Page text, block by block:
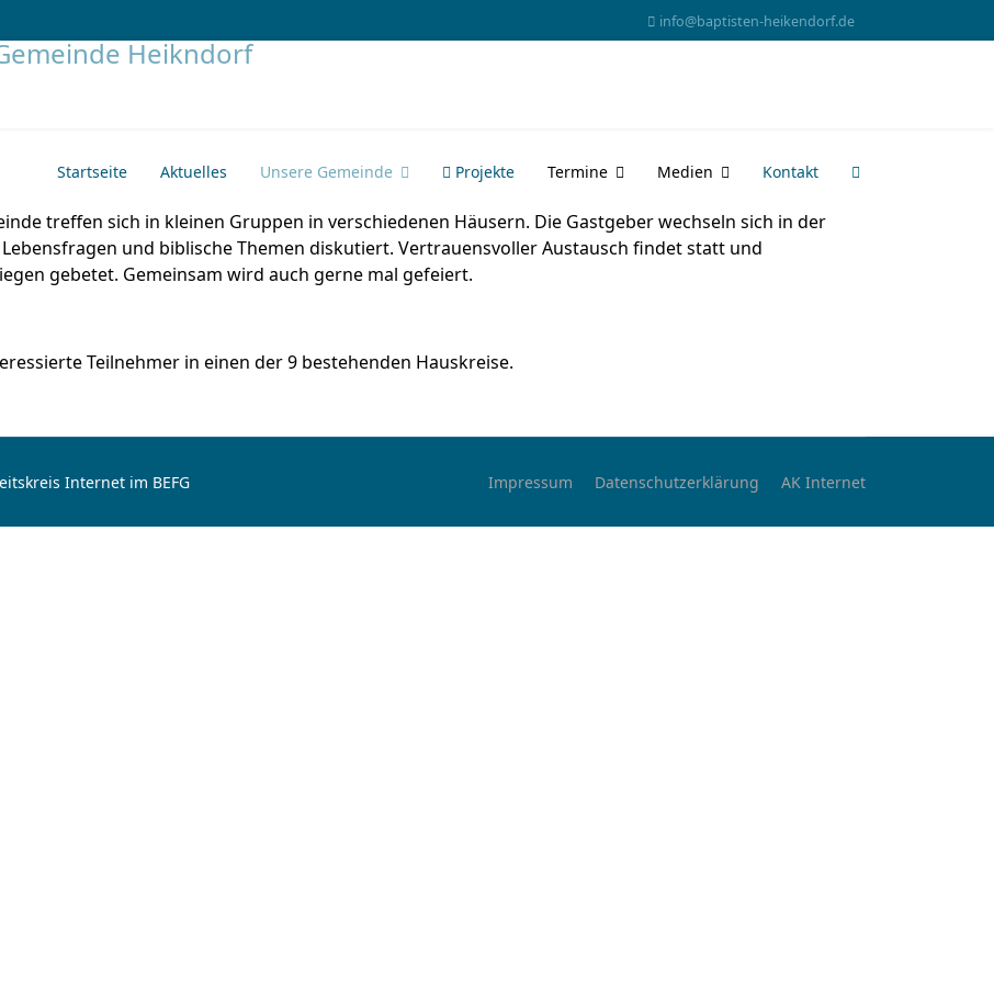
info@baptisten-heikendorf.de
Startseite Aktuelles Unsere Gemeinde Projekte Termine Medien Kontakt
treffen sich in kleinen Gruppen in verschiedenen Häusern. Die Gastgeber wechseln sich in der
und biblische Themen diskutiert. Vertrauensvoller Austausch findet statt und
gebetet. Gemeinsam wird auch gerne mal gefeiert.
Teilnehmer in einen der 9 bestehenden Hauskreise.
Internet im BEFG Impressum Datenschutzerklärung AK Internet